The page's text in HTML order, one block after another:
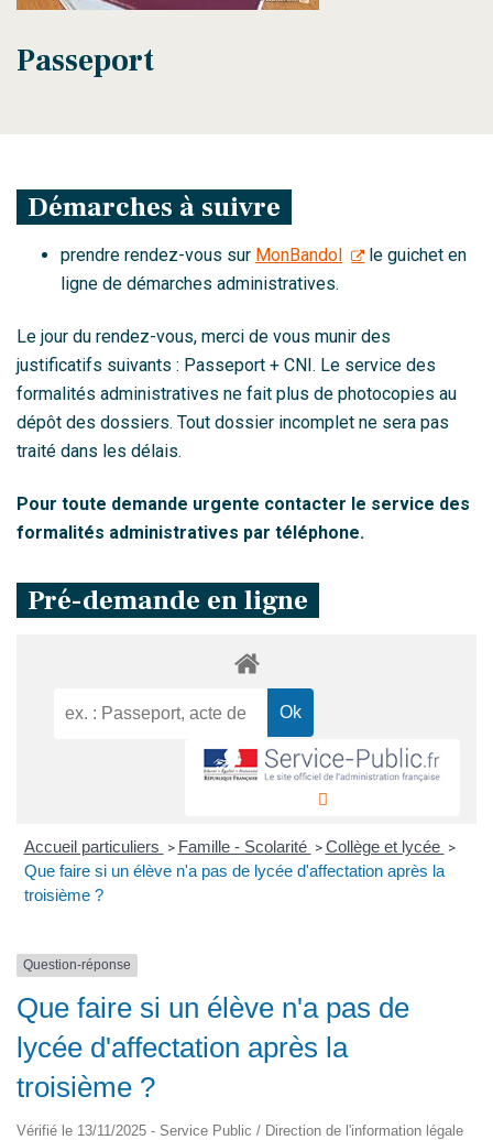
Passeport
Démarches à suivre
prendre rendez-vous sur MonBandol
le guichet en
ligne de démarches administratives.
Le jour du rendez-vous, merci de vous munir des
justificatifs suivants : Passeport + CNI. Le service des
formalités administratives ne fait plus de photocopies au
dépôt des dossiers. Tout dossier incomplet ne sera pas
traité dans les délais.
Pour toute demande urgente contacter le service des
formalités administratives par téléphone.
Pré-demande en ligne
Accueil particuliers > Famille - Scolarité > Collège et lycée >
Que faire si un élève n'a pas de lycée d'affectation après la
troisième ?
Question-réponse
Que faire si un élève n'a pas de
lycée d'affectation après la
troisième ?
Vérifié le 13/11/2025 - Service Public / Direction de l'information légale